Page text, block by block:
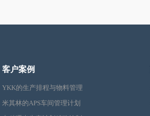
客户案例
YKK的生产排程与物料管理
米其林的APS车间管理计划